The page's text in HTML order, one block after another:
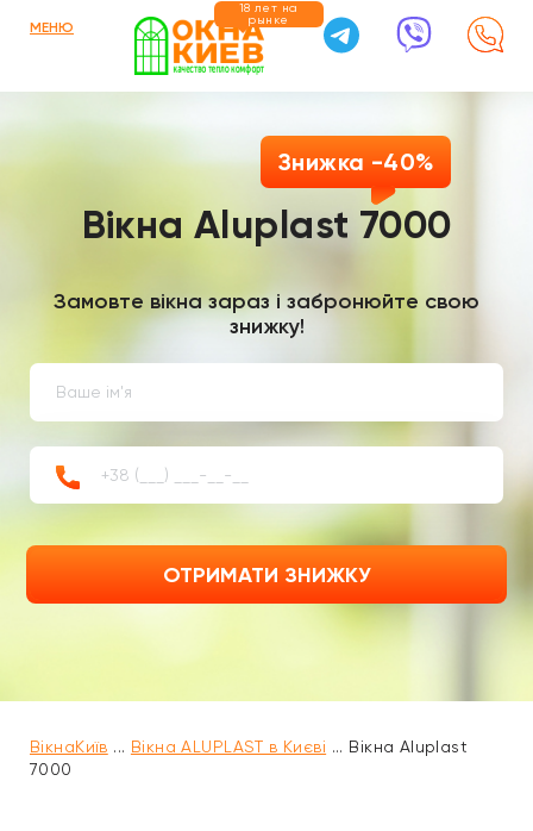
МЕНЮ
18 лет на
рынке
Вікна Aluplast 7000
Знижка -40%
Замовте вікна зараз і забронюйте свою
знижку!
ОТРИМАТИ ЗНИЖКУ
ВікнаКиїв ... Вікна ALUPLAST в Києві ... Вікна Aluplast
7000